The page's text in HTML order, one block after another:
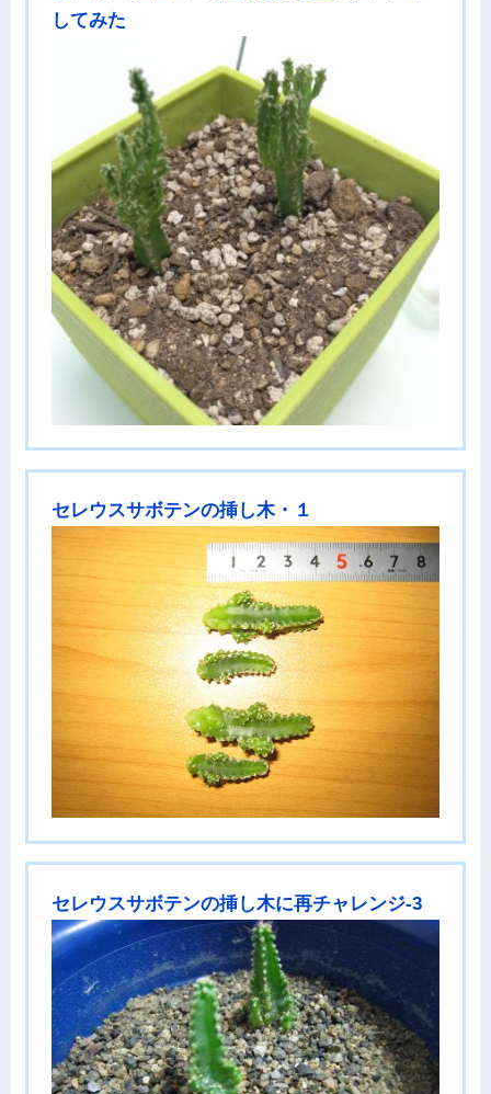
してみた
セレウスサボテンの挿し木・１
セレウスサボテンの挿し木に再チャレンジ-3